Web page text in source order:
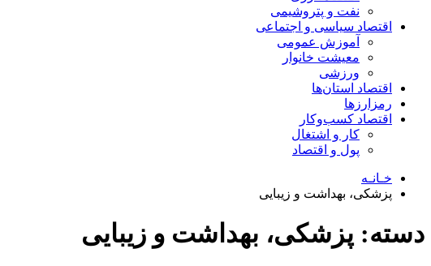
نفت و پتروشیمی
اقتصاد سیاسی و اجتماعی
آموزش عمومی
معیشت خانوار
ورزشی
اقتصاد استان‌ها
رمزارزها
اقتصاد کسب‌و‌کار
کار و اشتغال
پول و اقتصاد
خـانـه
پزشکی، بهداشت و زیبایی
دسته: پزشکی، بهداشت و زیبایی